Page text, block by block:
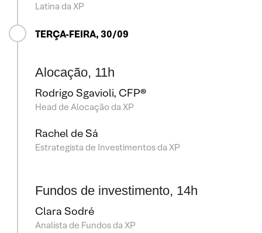
Latina da XP
TERÇA-FEIRA, 30/09
Alocação, 11h
Rodrigo Sgavioli, CFP®
Head de Alocação da XP
Rachel de Sá
Estrategista de Investimentos da XP
Fundos de investimento, 14h
Clara Sodré
Analista de Fundos da XP